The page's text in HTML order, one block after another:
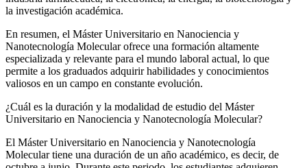
la investigación académica.
En resumen, el Máster Universitario en Nanociencia y
Nanotecnología Molecular ofrece una formación altamente
especializada y relevante para el mundo laboral actual, lo que
permite a los graduados adquirir habilidades y conocimientos
valiosos en un campo en constante evolución.
¿Cuál es la duración y la modalidad de estudio del Máster
Universitario en Nanociencia y Nanotecnología Molecular?
El Máster Universitario en Nanociencia y Nanotecnología
Molecular tiene una duración de un año académico, es decir, de